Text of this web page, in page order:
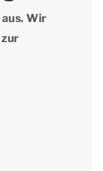
aus. Wir